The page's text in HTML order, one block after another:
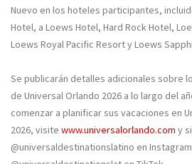
Nuevo en los hoteles participantes,
Hotel, a Loews Hotel, Hard Rock Hotel,
Loews Royal Pacific Resort y Loews
Se publicarán detalles adicionales sobre
de Universal Orlando 2026 a lo largo del
comenzar a planificar sus vacaciones en
2026, visite www.universalorlando.com y
@universaldestinationslatino en